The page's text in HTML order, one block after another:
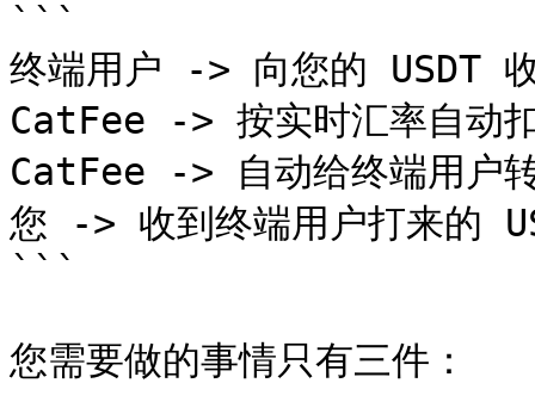
```
终端用户 -> 向您的 USDT
CatFee -> 按实时汇率自动
CatFee -> 自动给终端用户
您 -> 收到终端用户打来的
```
您需要做的事情只有三件：